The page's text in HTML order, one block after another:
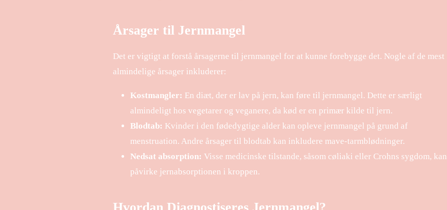
Årsager til Jernmangel
Det er vigtigt at forstå årsagerne til jernmangel for at kunne forebygge det. Nogle af de mest
almindelige årsager inkluderer:
Kostmangler: En diæt, der er lav på jern, kan føre til jernmangel. Dette er særligt
almindeligt hos vegetarer og veganere, da kød er en primær kilde til jern.
Blodtab: Kvinder i den fødedygtige alder kan opleve jernmangel på grund af
menstruation. Andre årsager til blodtab kan inkludere mave-tarmblødninger.
Nedsat absorption: Visse medicinske tilstande, såsom cøliaki eller Crohns sygdom, kan
påvirke jernabsorptionen i kroppen.